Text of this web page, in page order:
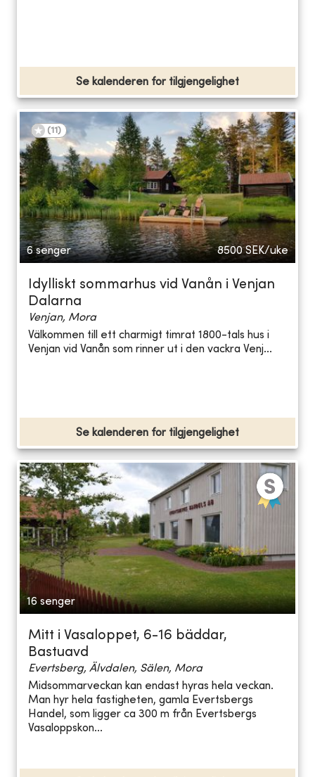
Se kalenderen for tilgjengelighet
(11 )
6 senger 8500 SEK/uke
Idylliskt sommarhus vid Vanån i Venjan
Dalarna
Venjan, Mora
Välkommen till ett charmigt timrat 1800-tals hus i
Venjan vid Vanån som rinner ut i den vackra Venj...
Se kalenderen for tilgjengelighet
16 senger
Mitt i Vasaloppet, 6-16 bäddar,
Bastuavd
Evertsberg, Älvdalen, Sälen, Mora
Midsommarveckan kan endast hyras hela veckan.
Man hyr hela fastigheten, gamla Evertsbergs
Handel, som ligger ca 300 m från Evertsbergs
Vasaloppskon...